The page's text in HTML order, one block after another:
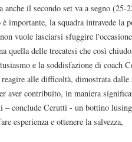
anche il secondo set va a segno (25-
importante, la squadra intravede
vuole lasciarsi sfuggire
quella delle trecatesi che così
e la soddisfazione di coach
alle difficoltà, dimostrata dalle
aver contribuito, in maniera
– conclude Cerutti - un bottino
esperienza e ottenere la salvezza,